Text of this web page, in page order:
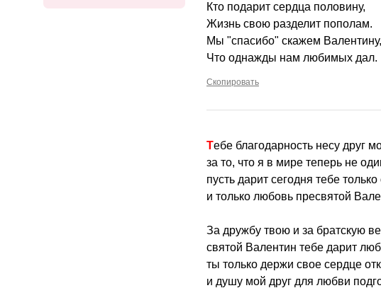
Кто подарит сердца половину,
Жизнь свою разделит пополам.
Мы "спасибо" скажем Валентину,
Что однажды нам любимых дал.
Скопировать
Тебе благодарность несу друг
за то, что я в мире теперь не
пусть дарит сегодня тебе только
и только любовь пресвятой
За дружбу твою и за братскую
святой Валентин тебе дарит
ты только держи свое сердце
и душу мой друг для любви